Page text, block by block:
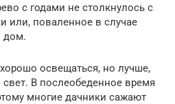
с годами не столкнулось с
или, поваленное в случае
дом.
освещаться, но лучше,
свет. В послеобеденное время
многие дачники сажают